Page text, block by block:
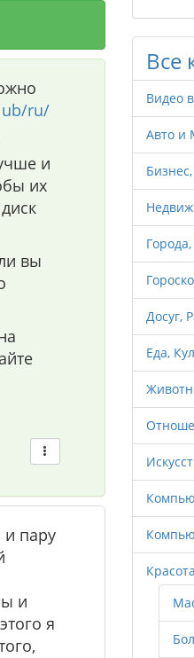
ru/
и
их
вы
и пару
и
я
Все
Видео
Авто и
Досуг,
Еда,